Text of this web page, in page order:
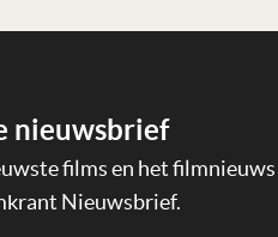
nieuwsbrief
films en het
Nieuwsbrief.